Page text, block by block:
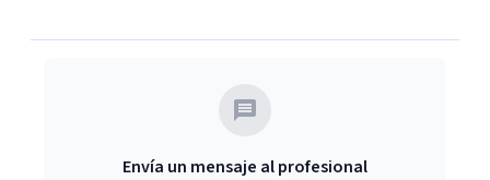
Envía un mensaje al profesional